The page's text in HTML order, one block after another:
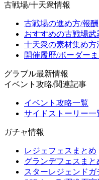
古戦場/十天衆情報
古戦場の進め方/報酬
おすすめの古戦場武
十天衆の素材集め方
開催履歴/ボーダー
グラブル最新情報
イベント攻略/関連記事
イベント攻略一覧
サイドストーリー一
ガチャ情報
レジェフェスまとめ
グランデフェスまと
スターレジェンドガ